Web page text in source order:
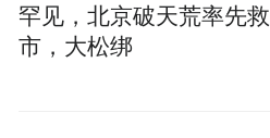
罕见，北京破天荒率先救
市，大松绑